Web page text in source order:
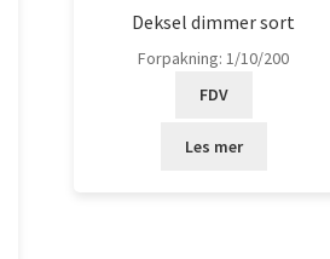
Deksel dimmer sort
Forpakning: 1/10/200
FDV
Les mer